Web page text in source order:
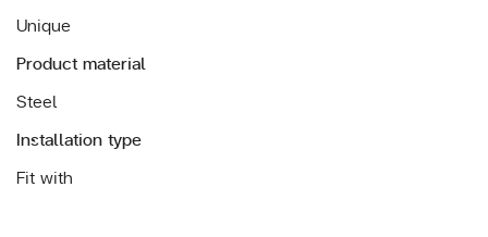
Unique
Product material
Steel
Installation type
Fit with